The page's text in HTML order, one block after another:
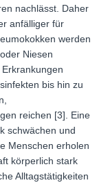
nachlässt. Daher
anfälliger für
werden
Niesen
bis hin zu
reichen [3]. Eine
schwächen und
Menschen erholen
körperlich stark
Alltagstätigkeiten